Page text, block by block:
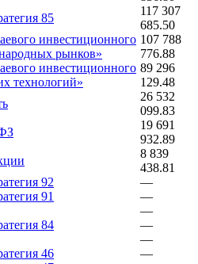
85
117 307
685.50
инвестиционного
рынков»
107 788
776.88
инвестиционного
технологий»
89 296
129.48
26 532
099.83
19 691
932.89
8 839
438.81
92
—
91
—
—
84
—
—
46
—